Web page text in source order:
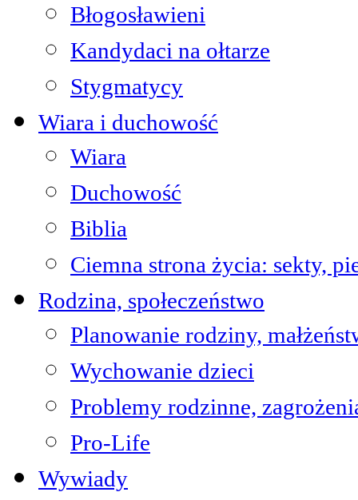
Błogosławieni
Kandydaci na ołtarze
Stygmatycy
Wiara i duchowość
Wiara
Duchowość
Biblia
Ciemna strona życia: sekty,
Rodzina, społeczeństwo
Planowanie rodziny,
Wychowanie dzieci
Problemy rodzinne,
Pro-Life
Wywiady